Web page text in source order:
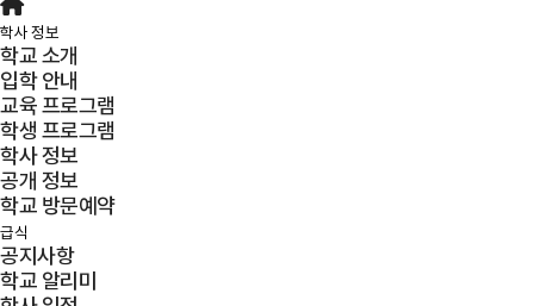
학사 정보
학교 소개
입학 안내
교육 프로그램
학생 프로그램
학사 정보
공개 정보
학교 방문예약
급식
공지사항
학교 알리미